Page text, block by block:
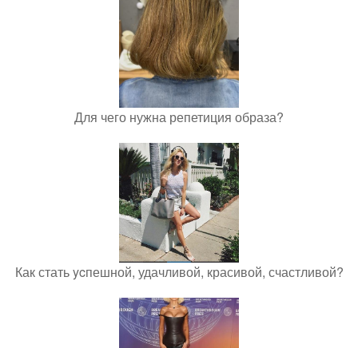
Для чего нужна репетиция образа?
Как стать ycпешной, удачливой, красивой, счастливой?